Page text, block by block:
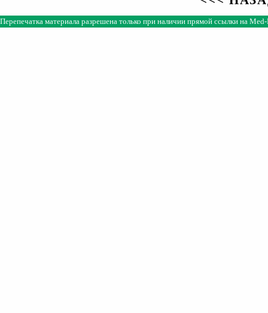
Перепечатка материала разрешена только при наличии прямой ссылки на